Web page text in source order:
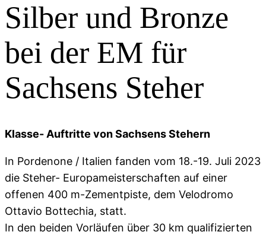
Silber und Bronze
bei der EM für
Sachsens Steher
Klasse- Auftritte von Sachsens Stehern
In Pordenone / Italien fanden vom 18.-19. Juli 2023
die Steher- Europameisterschaften auf einer
offenen 400 m-Zementpiste, dem Velodromo
Ottavio Bottechia, statt.
In den beiden Vorläufen über 30 km qualifizierten